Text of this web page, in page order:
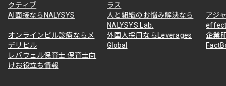
クティブ
ラス
AI面接ならNALYSYS
人と組織のお悩み解決なら
NALYSYS Lab.
アジ
オンラインピル診療ならメ
デリピル
外国人採用ならLeverages
Global
企業
レバウェル保育士 保育士向
けお役立ち情報